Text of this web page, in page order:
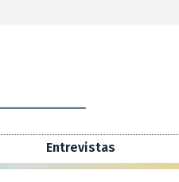
Entrevistas